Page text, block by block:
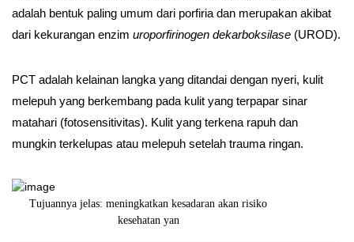
adalah bentuk paling umum dari porfiria dan merupakan akibat
dari kekurangan enzim uroporfirinogen dekarboksilase (UROD).
PCT adalah kelainan langka yang ditandai dengan nyeri, kulit
melepuh yang berkembang pada kulit yang terpapar sinar
matahari (fotosensitivitas). Kulit yang terkena rapuh dan
mungkin terkelupas atau melepuh setelah trauma ringan.
akan risiko
IDEC 2025 akan menjadi panggung bagi para